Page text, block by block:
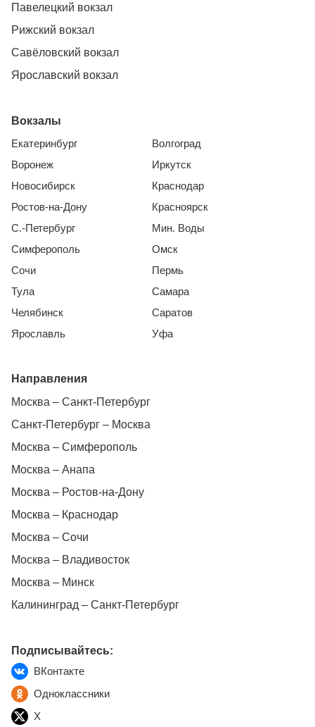
Павелецкий вокзал
Рижский вокзал
Савёловский вокзал
Ярославский вокзал
Вокзалы
Екатеринбург
Воронеж
Новосибирск
Ростов-на-Дону
С.-Петербург
Симферополь
Сочи
Тула
Челябинск
Ярославль
Волгоград
Иркутск
Краснодар
Красноярск
Мин. Воды
Омск
Пермь
Самара
Саратов
Уфа
Направления
Москва – Санкт-Петербург
Санкт-Петербург – Москва
Москва – Симферополь
Москва – Анапа
Москва – Ростов-на-Дону
Москва – Краснодар
Москва – Сочи
Москва – Владивосток
Москва – Минск
Калининград – Санкт-Петербург
Подписывайтесь:
ВКонтакте
Одноклассники
X